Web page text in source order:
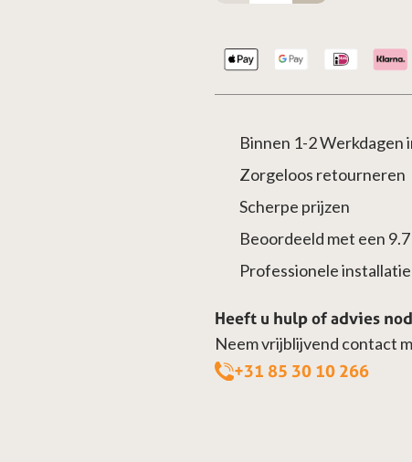
krimprand
RVS
–
aantal
Binnen 1-2 Werkdagen
Zorgeloos retourneren
Scherpe prijzen
Beoordeeld met een 9.7
Professionele
Heeft u hulp of advies
Neem vrijblijvend contact
+31 85 30 10 266